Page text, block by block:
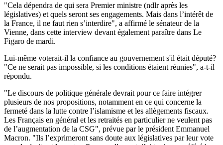
"Cela dépendra de qui sera Premier ministre (ndlr après les
législatives) et quels seront ses engagements. Mais dans l’intérêt de
la France, il ne faut rien s’interdire", a affirmé le sénateur de la
Vienne, dans cette interview devant également paraître dans Le
Figaro de mardi.
Lui-même voterait-il la confiance au gouvernement s'il était député?
"Ce ne serait pas impossible, si les conditions étaient réunies", a-t-il
répondu.
"Le discours de politique générale devrait pour ce faire intégrer
plusieurs de nos propositions, notamment en ce qui concerne la
fermeté dans la lutte contre l’islamisme et les allègements fiscaux.
Les Français en général et les retraités en particulier ne veulent pas
de l’augmentation de la CSG", prévue par le président Emmanuel
Macron. "Ils l’exprimeront sans doute aux législatives par leur vote